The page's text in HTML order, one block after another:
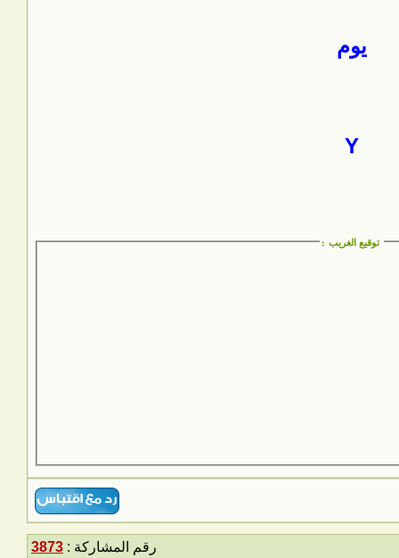
يوم
Y
توقيع الغريب :
رقم المشاركة : 3873